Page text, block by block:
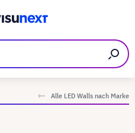
Alle LED Walls nach Marke